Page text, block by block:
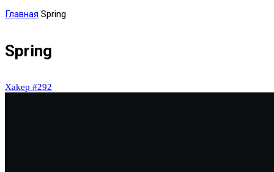
Главная Spring
Spring
Xakep #292